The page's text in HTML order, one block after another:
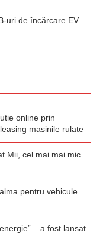
uri de încărcare EV
online prin
masinile rulate
Mii, cel mai mai mic
pentru vehicule
– a fost lansat